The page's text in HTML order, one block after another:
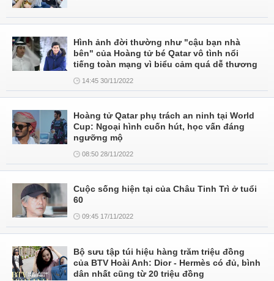
Hình ảnh đời thường như "cậu bạn nhà
bên" của Hoàng tử bé Qatar vô tình nổi
tiếng toàn mạng vì biểu cảm quá dễ thương
14:45 30/11/2022
Hoàng tử Qatar phụ trách an ninh tại World
Cup: Ngoại hình cuốn hút, học vấn đáng
ngưỡng mộ
08:50 28/11/2022
Cuộc sống hiện tại của Châu Tinh Trì ở tuổi
60
09:45 17/11/2022
Bộ sưu tập túi hiệu hàng trăm triệu đồng
của BTV Hoài Anh: Dior - Hermès có đủ, bình
dân nhất cũng từ 20 triệu đồng